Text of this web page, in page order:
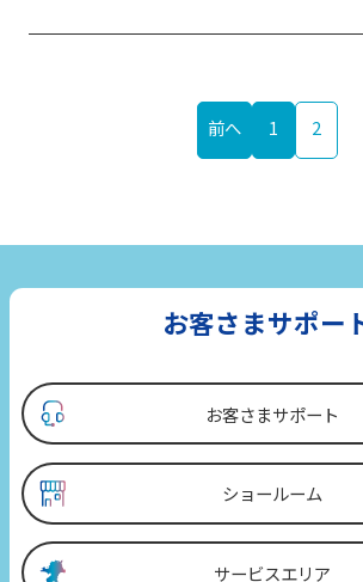
前へ 1 2
お客さまサポー
お客さまサポート
ショールーム
サービスエリア